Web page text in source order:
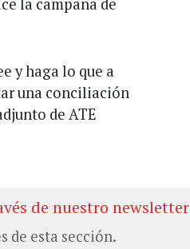
y haga lo que a
una conciliación
de ATE
de nuestro newsletter
de esta sección.